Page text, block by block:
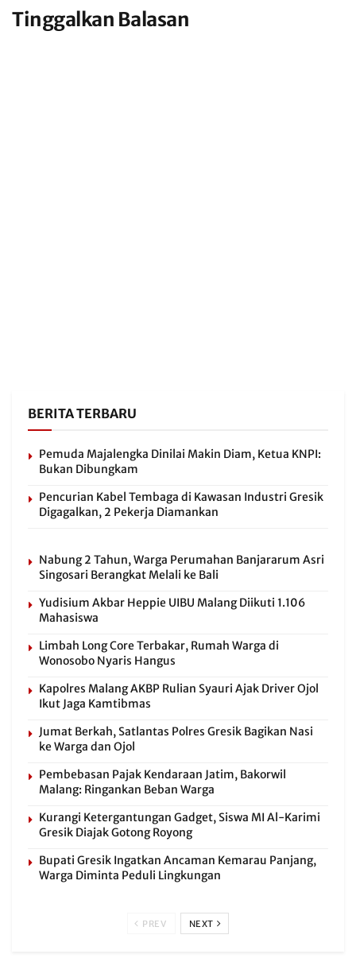
Tinggalkan Balasan
BERITA TERBARU
Pemuda Majalengka Dinilai Makin Diam, Ketua KNPI:
Bukan Dibungkam
Pencurian Kabel Tembaga di Kawasan Industri Gresik
Digagalkan, 2 Pekerja Diamankan
Nabung 2 Tahun, Warga Perumahan Banjararum Asri
Singosari Berangkat Melali ke Bali
Yudisium Akbar Heppie UIBU Malang Diikuti 1.106
Mahasiswa
Limbah Long Core Terbakar, Rumah Warga di
Wonosobo Nyaris Hangus
Kapolres Malang AKBP Rulian Syauri Ajak Driver Ojol
Ikut Jaga Kamtibmas
Jumat Berkah, Satlantas Polres Gresik Bagikan Nasi
ke Warga dan Ojol
Pembebasan Pajak Kendaraan Jatim, Bakorwil
Malang: Ringankan Beban Warga
Kurangi Ketergantungan Gadget, Siswa MI Al-Karimi
Gresik Diajak Gotong Royong
Bupati Gresik Ingatkan Ancaman Kemarau Panjang,
Warga Diminta Peduli Lingkungan
PREV NEXT